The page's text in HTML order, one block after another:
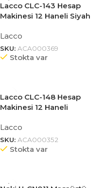
Lacco CLC-143 Hesap
Makinesi 12 Haneli Siyah
Lacco
SKU: ACA000369
Stokta var
Lacco CLC-148 Hesap
Makinesi 12 Haneli
Lacco
SKU: ACA000352
Stokta var